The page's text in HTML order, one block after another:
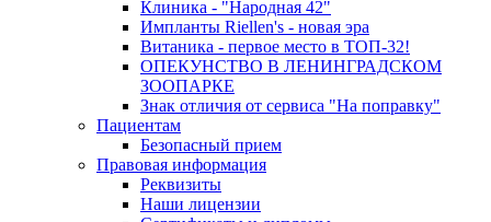
Клиника - "Народная 42"
Импланты Riellen's - новая эра
Витаника - первое место в ТОП-32!
ОПЕКУНСТВО В ЛЕНИНГРАДСКОМ
ЗООПАРКЕ
Знак отличия от сервиса "На поправку"
Пациентам
Безопасный прием
Правовая информация
Реквизиты
Наши лицензии